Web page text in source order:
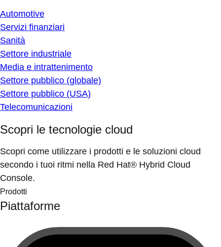
Automotive
Servizi finanziari
Sanità
Settore industriale
Media e intrattenimento
Settore pubblico (globale)
Settore pubblico (USA)
Telecomunicazioni
Scopri le tecnologie cloud
Scopri come utilizzare i prodotti e le soluzioni cloud
secondo i tuoi ritmi nella Red Hat® Hybrid Cloud
Console.
Prodotti
Piattaforme